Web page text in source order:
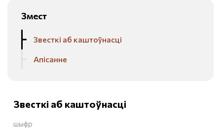
Змест
Звесткі аб каштоўнасці
Апісанне
Звесткі аб каштоўнасці
шыфр